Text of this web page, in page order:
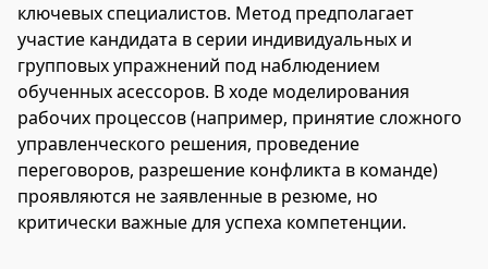
ключевых специалистов. Метод предполагает
участие кандидата в серии индивидуальных и
групповых упражнений под наблюдением
обученных асессоров. В ходе моделирования
рабочих процессов (например, принятие сложного
управленческого решения, проведение
переговоров, разрешение конфликта в команде)
проявляются не заявленные в резюме, но
критически важные для успеха компетенции.